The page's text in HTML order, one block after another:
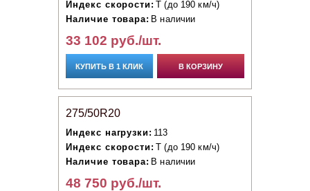
Индекс скорости: T (до 190 км/ч)
Наличие товара: В наличии
33 102 руб./шт.
КУПИТЬ В 1 КЛИК В КОРЗИНУ
275/50R20
Индекс нагрузки: 113
Индекс скорости: T (до 190 км/ч)
Наличие товара: В наличии
48 750 руб./шт.